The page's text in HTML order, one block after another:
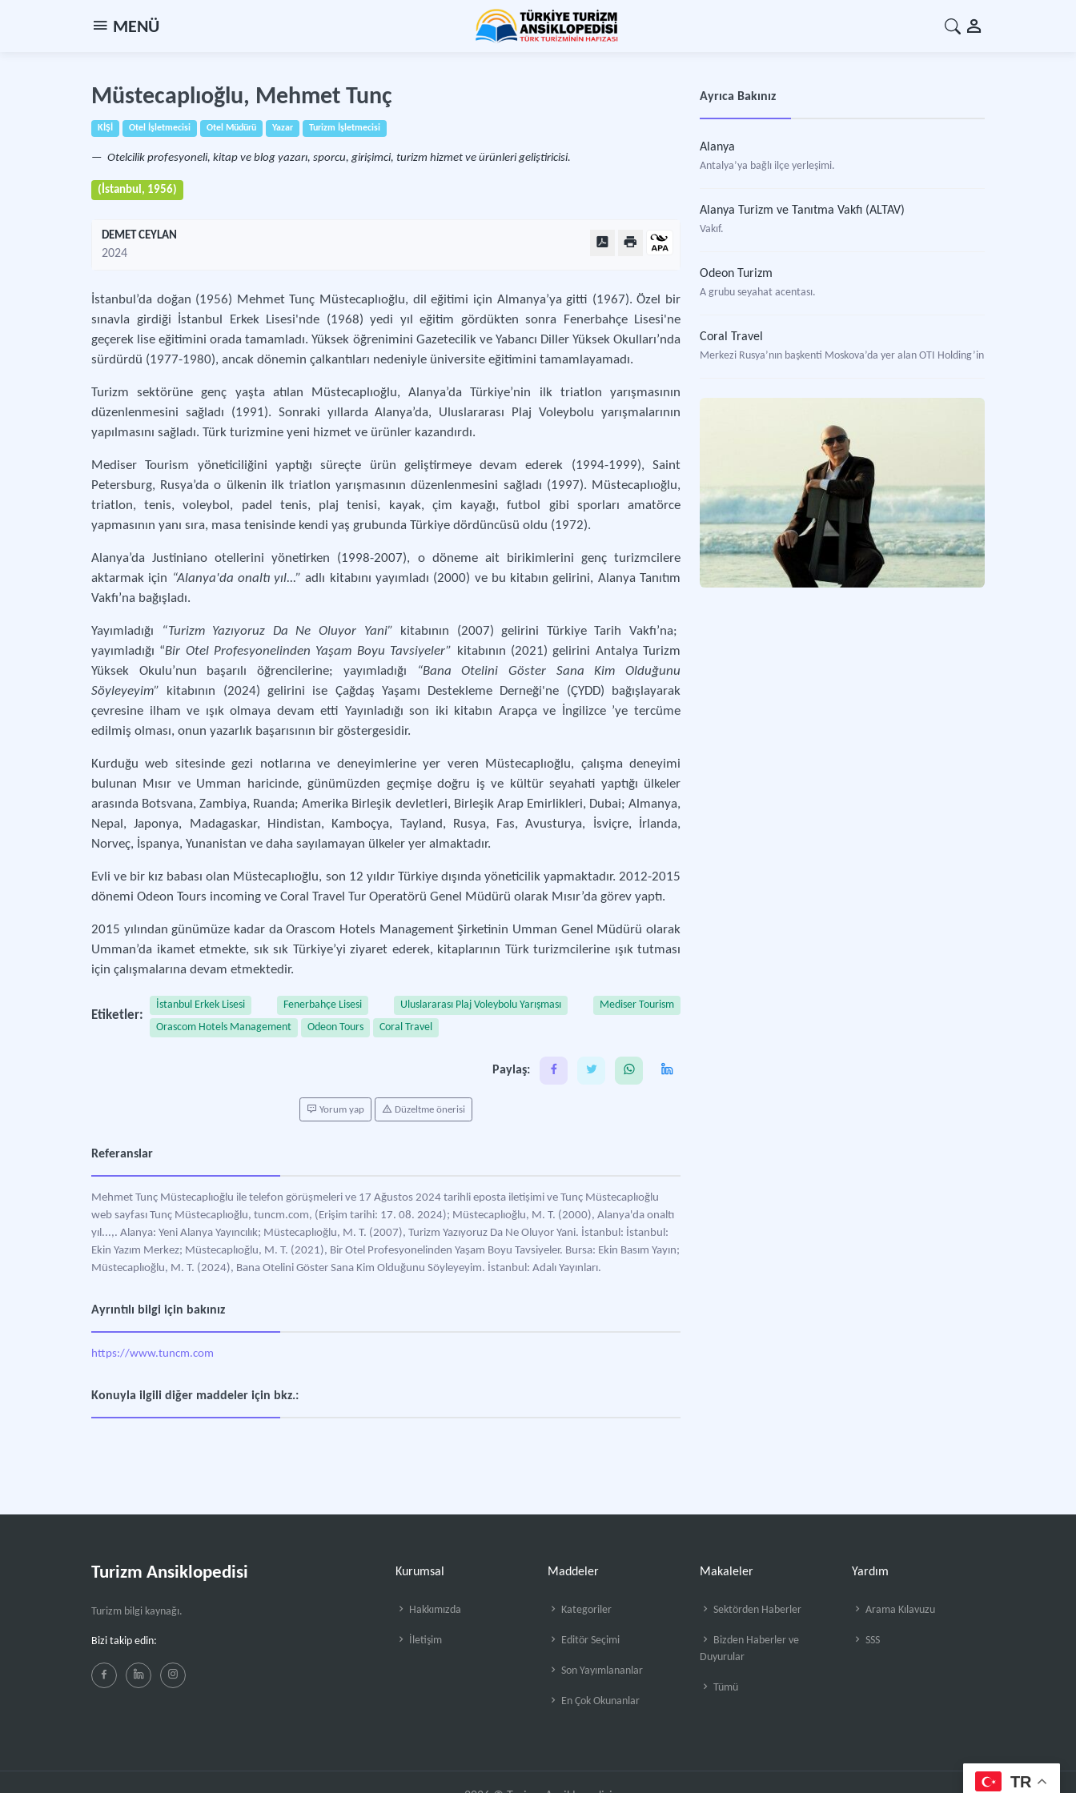
MENÜ
Müstecaplıoğlu, Mehmet Tunç
KİŞİ Otel İşletmecisi Otel Müdürü Yazar Turizm İşletmecisi
Otelcilik profesyoneli, kitap ve blog yazarı, sporcu, girişimci, turizm hizmet ve ürünleri geliştiricisi.
(İstanbul, 1956)
DEMET CEYLAN
2024
İstanbul’da doğan (1956) Mehmet Tunç Müstecaplıoğlu, dil eğitimi için Almanya’ya gitti (1967). Özel bir
sınavla girdiği İstanbul Erkek Lisesi'nde (1968) yedi yıl eğitim gördükten sonra Fenerbahçe Lisesi'ne
geçerek lise eğitimini orada tamamladı. Yüksek öğrenimini Gazetecilik ve Yabancı Diller Yüksek Okulları’nda
sürdürdü (1977-1980), ancak dönemin çalkantıları nedeniyle üniversite eğitimini tamamlayamadı.
Turizm sektörüne genç yaşta atılan Müstecaplıoğlu, Alanya’da Türkiye’nin ilk triatlon yarışmasının
düzenlenmesini sağladı (1991). Sonraki yıllarda Alanya’da, Uluslararası Plaj Voleybolu yarışmalarının
yapılmasını sağladı. Türk turizmine yeni hizmet ve ürünler kazandırdı.
Mediser Tourism yöneticiliğini yaptığı süreçte ürün geliştirmeye devam ederek (1994-1999), Saint
Petersburg, Rusya’da o ülkenin ilk triatlon yarışmasının düzenlenmesini sağladı (1997). Müstecaplıoğlu,
triatlon, tenis, voleybol, padel tenis, plaj tenisi, kayak, çim kayağı, futbol gibi sporları amatörce
yapmasının yanı sıra, masa tenisinde kendi yaş grubunda Türkiye dördüncüsü oldu (1972).
Alanya’da Justiniano otellerini yönetirken (1998-2007), o döneme ait birikimlerini genç turizmcilere
aktarmak için “Alanya'da onaltı yıl...” adlı kitabını yayımladı (2000) ve bu kitabın gelirini, Alanya Tanıtım
Vakfı’na bağışladı.
Yayımladığı “Turizm Yazıyoruz Da Ne Oluyor Yani” kitabının (2007) gelirini Türkiye Tarih Vakfı’na;
yayımladığı “Bir Otel Profesyonelinden Yaşam Boyu Tavsiyeler” kitabının (2021) gelirini Antalya Turizm
Yüksek Okulu’nun başarılı öğrencilerine; yayımladığı
“Bana Otelini Göster Sana Kim Olduğunu
Söyleyeyim” kitabının (2024) gelirini ise Çağdaş Yaşamı Destekleme Derneği'ne (ÇYDD) bağışlayarak
çevresine ilham ve ışık olmaya devam etti Yayınladığı son iki kitabın Arapça ve İngilizce ’ye tercüme
edilmiş olması, onun yazarlık başarısının bir göstergesidir.
Kurduğu web sitesinde gezi notlarına ve deneyimlerine yer veren Müstecaplıoğlu, çalışma deneyimi
bulunan Mısır ve Umman haricinde, günümüzden geçmişe doğru iş ve kültür seyahati yaptığı ülkeler
arasında Botsvana, Zambiya, Ruanda; Amerika Birleşik devletleri, Birleşik Arap Emirlikleri, Dubai; Almanya,
Nepal, Japonya, Madagaskar, Hindistan, Kamboçya, Tayland, Rusya, Fas, Avusturya, İsviçre, İrlanda,
Norveç, İspanya, Yunanistan ve daha sayılamayan ülkeler yer almaktadır.
Evli ve bir kız babası olan Müstecaplıoğlu, son 12 yıldır Türkiye dışında yöneticilik yapmaktadır. 2012-2015
dönemi Odeon Tours incoming ve Coral Travel Tur Operatörü Genel Müdürü olarak Mısır’da görev yaptı.
2015 yılından günümüze kadar da Orascom Hotels Management Şirketinin Umman Genel Müdürü olarak
Umman’da ikamet etmekte, sık sık Türkiye’yi ziyaret ederek, kitaplarının Türk turizmcilerine ışık tutması
için çalışmalarına devam etmektedir.
Etiketler:
İstanbul Erkek Lisesi Fenerbahçe Lisesi Uluslararası Plaj Voleybolu Yarışması
Mediser Tourism
Orascom Hotels Management
Odeon Tours Coral Travel
Paylaş:
Yorum yap Düzeltme önerisi
Referanslar
Mehmet Tunç Müstecaplıoğlu ile telefon görüşmeleri ve 17 Ağustos 2024 tarihli eposta iletişimi ve Tunç Müstecaplıoğlu
web sayfası Tunç Müstecaplıoğlu, tuncm.com, (Erişim tarihi: 17. 08. 2024); Müstecaplıoğlu, M. T. (2000), Alanya'da onaltı
yıl...,. Alanya: Yeni Alanya Yayıncılık; Müstecaplıoğlu, M. T. (2007), Turizm Yazıyoruz Da Ne Oluyor Yani. İstanbul: İstanbul:
Ekin Yazım Merkez; Müstecaplıoğlu, M. T. (2021), Bir Otel Profesyonelinden Yaşam Boyu Tavsiyeler. Bursa: Ekin Basım Yayın;
Müstecaplıoğlu, M. T. (2024), Bana Otelini Göster Sana Kim Olduğunu Söyleyeyim. İstanbul: Adalı Yayınları.
Ayrıntılı bilgi için bakınız
https://www.tuncm.com
Konuyla ilgili diğer maddeler için bkz.:
Ayrıca Bakınız
Alanya
Antalya’ya bağlı ilçe yerleşimi.
Alanya Turizm ve Tanıtma Vakfı (ALTAV)
Vakıf.
Odeon Turizm
A grubu seyahat acentası.
Coral Travel
Merkezi Rusya’nın başkenti Moskova’da yer alan OTI Holding’in küresel tur
Otel Müdürü
Odeon Turizm (Seyahat Acentası)
A grubu seyahat acentası.
Coral Travel (Tur Operatörü)
Merkezi Rusya’nın başkenti Moskova’da yer alan OTI Holding’in küresel tur
Turizm Ansiklopedisi
Turizm bilgi kaynağı.
Bizi takip edin:
Kurumsal
Hakkımızda
İletişim
Maddeler
Kategoriler
Editör Seçimi
Son Yayımlananlar
En Çok Okunanlar
Makaleler
Sektörden Haberler
Bizden Haberler ve
Duyurular
Tümü
Yardım
Arama Kılavuzu
SSS
TR